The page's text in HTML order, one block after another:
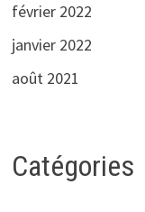
février 2022
janvier 2022
août 2021
Catégories